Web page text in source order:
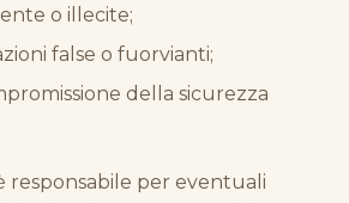
o illecite;
false o fuorvianti;
della sicurezza
responsabile per eventuali